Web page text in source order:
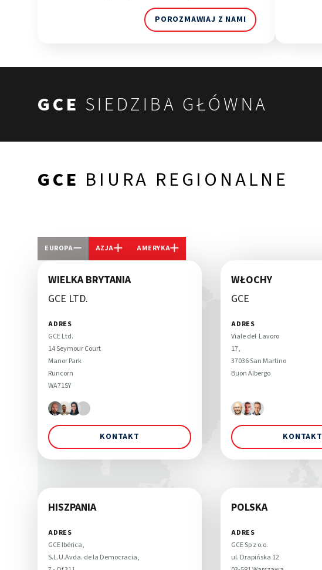
POROZMAWIAJ Z NAMI
GCE SIEDZIBA GŁÓWNA
GCE BIURA REGIONALNE
EUROPA AZJA AMERYKA
WIELKA BRYTANIA
GCE LTD.
ADRES
GCE Ltd.
14 Seymour Court
Manor Park
Runcorn
WA71SY
KONTAKT
WŁOCHY
GCE
ADRES
Viale del  Lavoro
17,
37036 San Martino
Buon Albergo
KONTAKT
HISZPANIA
ADRES
GCE Ibérica,
S.L.U.Avda. de la Democracia,
POLSKA
ADRES
GCE Sp z o.o.
ul. Drapińska 12